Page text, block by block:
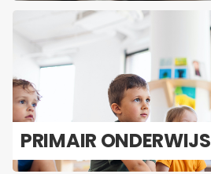
PRI­MAIR ON­DER­WIJS